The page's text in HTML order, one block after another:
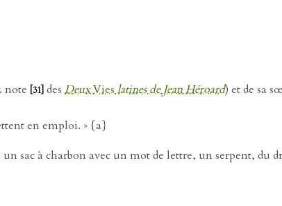
. note [31] des DeuxVieslatines de Jean Héroard) et de sa
en emploi. » {a}
sac à charbon avec un mot de lettre, un serpent, du